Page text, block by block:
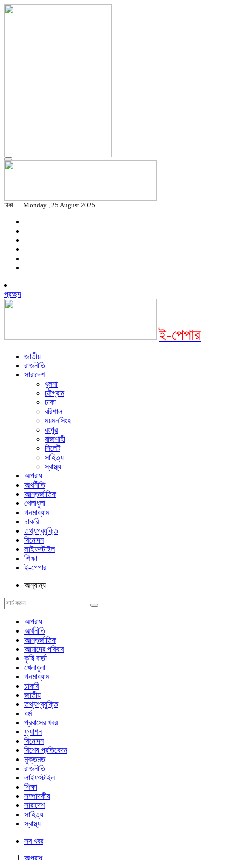
ঢাকা Monday , 25 August 2025
প্রচ্ছদ
ই-পেপার
জাতীয়
রাজনীতি
সারাদেশ
খুলনা
চট্টগ্রাম
ঢাকা
বরিশাল
ময়মনসিংহ
রংপুর
রাজশাহী
সিলেট
সাহিত্য
স্বাস্থ্য
অপরাধ
অর্থনীতি
আন্তর্জাতিক
খেলাধুলা
গনমাধ্যাম
চাকরি
তথ্যপ্রযুক্তি
বিনোদন
লাইফস্টাইল
শিক্ষা
ই-পেপার
অন্যান্য
অপরাধ
অর্থনীতি
আন্তর্জাতিক
আমাদের পরিবার
কৃষি বার্তা
খেলাধুলা
গনমাধ্যাম
চাকরি
জাতীয়
তথ্যপ্রযুক্তি
ধর্ম
প্রবাসের খবর
ফ্যাশন
বিনোদন
বিশেষ প্রতিবেদন
মুক্তমত
রাজনীতি
লাইফস্টাইল
শিক্ষা
সম্পাদকীয়
সারাদেশ
সাহিত্য
স্বাস্থ্য
সব খবর
অপরাধ